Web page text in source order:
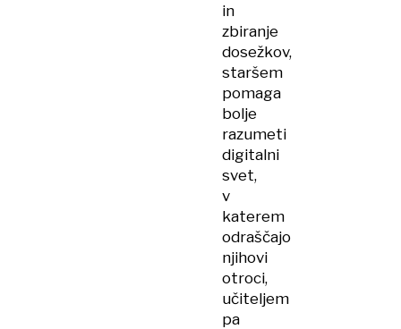
in
zbiranje
dosežkov,
staršem
pomaga
bolje
razumeti
digitalni
svet,
v
katerem
odraščajo
njihovi
otroci,
učiteljem
pa